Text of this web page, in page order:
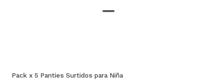
Pack x 5 Panties Surtidos para Niña